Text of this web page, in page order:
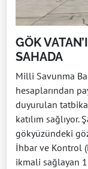
GÖK
SAHADA
Milli Savunma
hesaplarından
duyurulan
katılım sağlıyor.
gökyüzündeki
İhbar ve Kontrol
ikmali sağlayan 1